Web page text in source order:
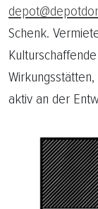
Schenk.
aktiv an der